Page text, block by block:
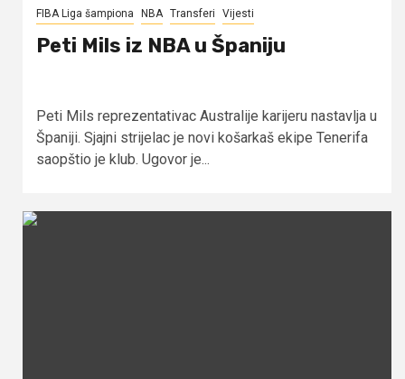
FIBA Liga šampiona NBA Transferi Vijesti
Peti Mils iz NBA u Španiju
Peti Mils reprezentativac Australije karijeru nastavlja u
Španiji. Sjajni strijelac je novi košarkaš ekipe Tenerifa
saopštio je klub. Ugovor je...